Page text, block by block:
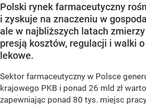
Polski rynek farmaceutyczny
i zyskuje na znaczeniu w
ale w najbliższych latach
presją kosztów, regulacji i walki
lekowe.
Sektor farmaceutyczny w Polsce
krajowego PKB i ponad 26 mld zł
zapewniając ponad 80 tys. miejsc